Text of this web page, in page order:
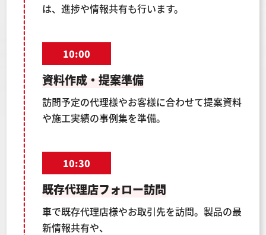
は、進捗や情報共有も行います。
10:00
資料作成・提案準備
訪問予定の代理様やお客様に合わせて提案資料
や施工実績の事例集を準備。
10:30
既存代理店フォロー訪問
車で既存代理店様やお取引先を訪問。製品の最
新情報共有や、